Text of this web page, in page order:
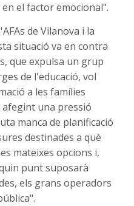
el factor emocional".
de Vilanova i la
situació va en contra
que expulsa un grup
de l'educació, vol
a les famílies
afegint una pressió
manca de planificació
destinades a què
mateixes opcions i,
punt suposarà
els grans operadors